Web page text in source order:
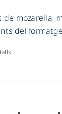
de mozarella,
del